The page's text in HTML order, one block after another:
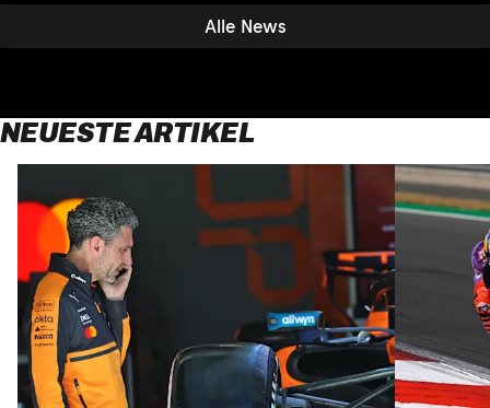
Alle News
NEUESTE ARTIKEL